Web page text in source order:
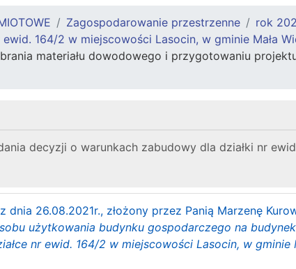
Zagospodarowanie przestrzenne
rok
ewid. 164/2 w miejscowości Lasocin, w gminie Mała
materiału dowodowego i przygotowaniu
decyzji o warunkach zabudowy dla działki nr
dnia 26.08.2021r., złożony przez Panią Marzenę
użytkowania budynku gospodarczego na
nr ewid. 164/2 w miejscowości Lasocin, w gminie